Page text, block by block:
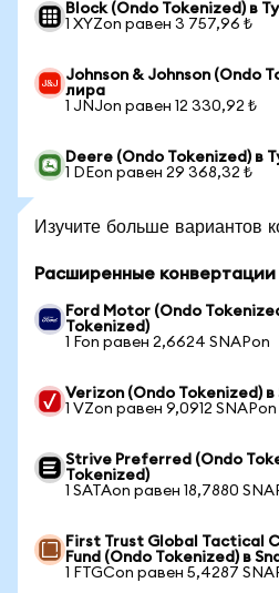
Block (Ondo Tokenized) в
1 XYZon равен 3 757,96 ₺
Johnson & Johnson (Ondo
лира
1 JNJon равен 12 330,92 ₺
Deere (Ondo Tokenized) в
1 DEon равен 29 368,32 ₺
Изучите больше вариантов
Расширенные конвертации
Ford Motor (Ondo
Tokenized)
1 Fon равен 2,6624 SNAPon
Verizon (Ondo Tokenized)
1 VZon равен 9,0912 SNAPon
Strive Preferred (Ondo
Tokenized)
1 SATAon равен 18,7880
First Trust Global Tactical
Fund (Ondo Tokenized) в
1 FTGCon равен 5,4287